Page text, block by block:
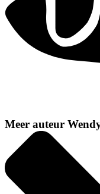
Meer auteur